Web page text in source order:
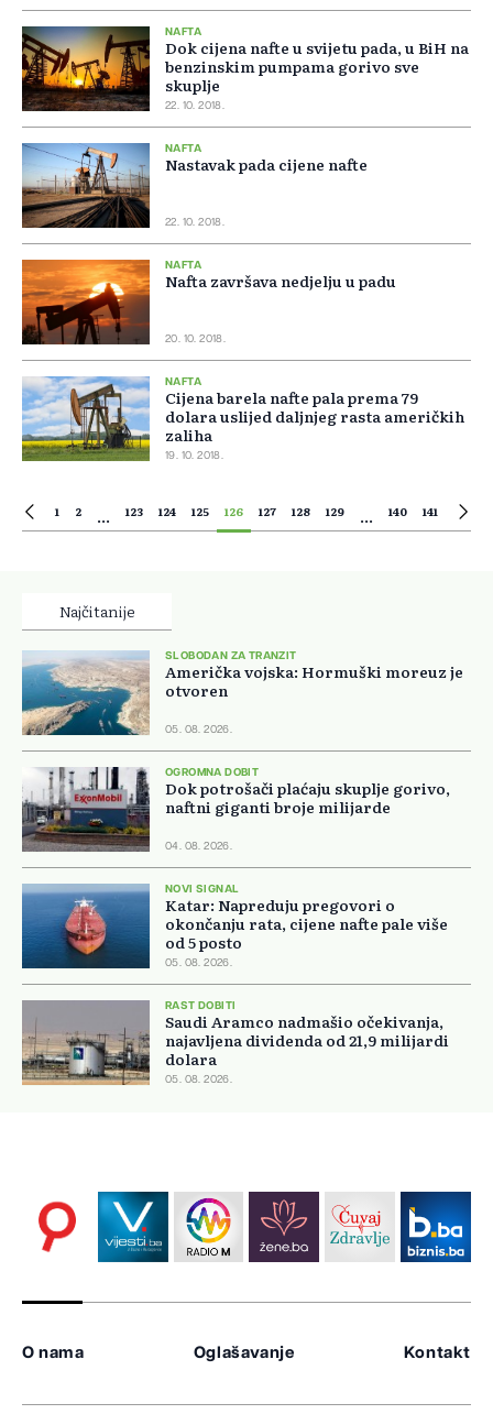
NAFTA
Dok cijena nafte u svijetu pada, u BiH na
benzinskim pumpama gorivo sve
skuplje
22. 10. 2018.
NAFTA
Nastavak pada cijene nafte
22. 10. 2018.
NAFTA
Nafta završava nedjelju u padu
20. 10. 2018.
NAFTA
Cijena barela nafte pala prema 79
dolara uslijed daljnjeg rasta američkih
zaliha
19. 10. 2018.
1 2 ... 123 124 125 126 127 128 129 ... 140 141
Najčitanije
SLOBODAN ZA TRANZIT
Američka vojska: Hormuški moreuz je
otvoren
05. 08. 2026.
OGROMNA DOBIT
Dok potrošači plaćaju skuplje gorivo,
naftni giganti broje milijarde
04. 08. 2026.
NOVI SIGNAL
Katar: Napreduju pregovori o
okončanju rata, cijene nafte pale više
od 5 posto
05. 08. 2026.
RAST DOBITI
Saudi Aramco nadmašio očekivanja,
najavljena dividenda od 21,9 milijardi
dolara
05. 08. 2026.
O nama Oglašavanje Kontakt